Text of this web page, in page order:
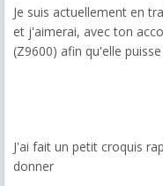
Je suis actuellement en
et j'aimerai, avec ton
(Z9600) afin qu'elle
J'ai fait un petit croquis
donner